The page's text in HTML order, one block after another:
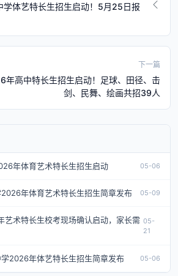
体艺特长生招生启动！5月25日报
下一篇
年高中特长生招生启动！足球、田径、击
剑、民舞、绘画共招39人
年体育艺术特长生招生启动 05-06
年体育艺术特长生招生简章发布 05-09
艺术特长生校考现场确认启动，家长需 05-
21
2026年体艺特长生招生简章发布 05-06